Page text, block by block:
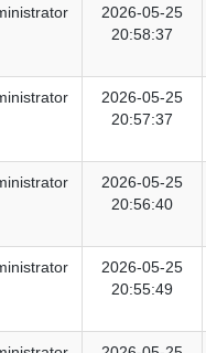
2026-05-25
20:58:37
2026-05-25
20:57:37
2026-05-25
20:56:40
2026-05-25
20:55:49